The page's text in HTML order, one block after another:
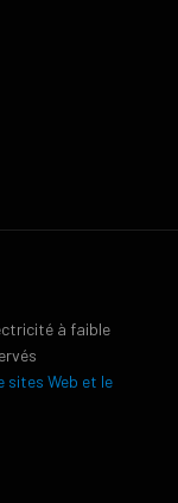
à faible
sites Web et le